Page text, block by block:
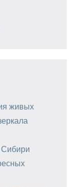
живых
Сибири